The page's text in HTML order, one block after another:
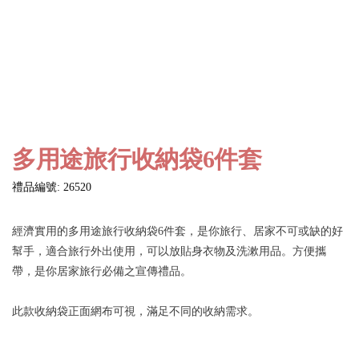
多用途旅行收納袋6件套
禮品編號: 26520
經濟實用的多用途旅行收納袋6件套，是你旅行、居家不可或缺的好
幫手，適合旅行外出使用，可以放貼身衣物及洗漱用品。方便攜
帶，是你居家旅行必備之宣傳禮品。
此款收納袋正面網布可視，滿足不同的收納需求。